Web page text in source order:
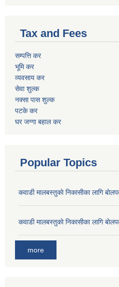
Tax and Fees
सम्पत्ति कर
भूमि कर
व्यवसाय कर
सेवा शुल्क
नक्सा पास शुल्क
पटके कर
घर जग्गा बहाल कर
Popular Topics
कवाडी मालबस्तुकाे निकासीका लागि
कवाडी मालबस्तुकाे निकासीका लागि
more